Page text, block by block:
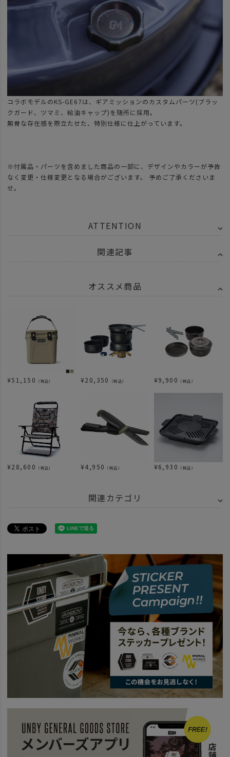
コラボモデルのKS-GE67は、ギアミッションのカスタムパーツ(ブラッ
クガード、ツマミ、給油キャップ)を随所に採用。
無骨な存在感を際立たせた、特別仕様に仕上がっています。
※付属品・パーツを含めました商品の一部に、デザインやカラーが予告
なく変更・仕様変更となる場合がございます。 予めご了承くださいま
せ。
ATTENTION
関連記事
オススメ商品
¥51,150 （税込） ¥20,350 （税込） ¥9,900 （税込）
¥28,600 （税込） ¥4,950 （税込） ¥6,930 （税込）
関連カテゴリ
ITEM アウトドア・キャンプ用品
アウトドア・キャンプ用品 焚き火・ストーブ ストーブ・ヒーター
BRAND UNBY SELECT GEAR MISSION ギアミッション
news MINIMAL WORKS x GEAR MISSION